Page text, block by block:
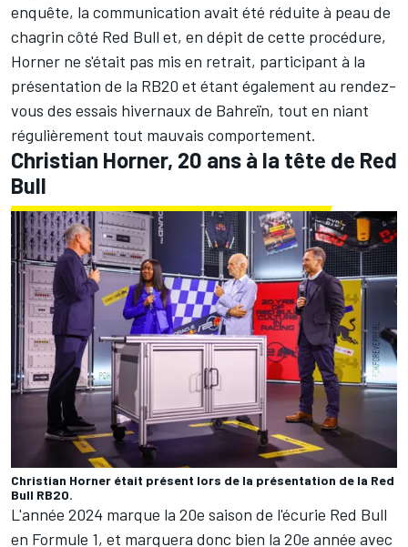
enquête, la communication avait été réduite à peau de
chagrin côté Red Bull et, en dépit de cette procédure,
Horner ne s'était pas mis en retrait, participant à la
présentation de la RB20 et étant également au rendez-
vous des essais hivernaux de Bahreïn, tout en niant
régulièrement tout mauvais comportement.
Christian Horner, 20 ans à la tête de Red
Bull
Christian Horner était présent lors de la présentation de la Red
Bull RB20.
L'année 2024 marque la 20e saison de l'écurie Red Bull
en Formule 1, et marquera donc bien la 20e année avec